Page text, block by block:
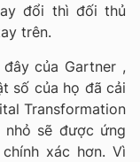
đổi thì đối thủ
trên.
của Gartner ,
số của họ đã cải
Transformation
sẽ được ứng
xác hơn. Vì